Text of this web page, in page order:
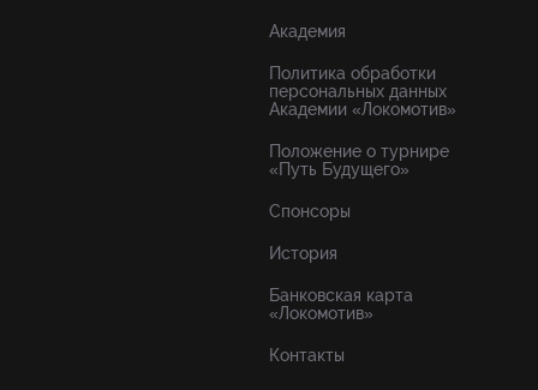
Академия
Политика обработки
персональных данных
Академии «Локомотив»
Положение о турнире
«Путь Будущего»
Спонсоры
История
Банковская карта
«Локомотив»
Контакты